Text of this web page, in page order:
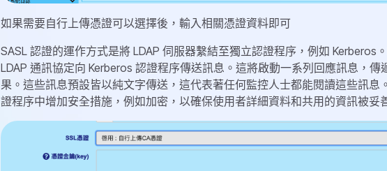
如果需要自行上傳憑證可以選擇後，輸入相關憑證資料即可
SASL 認證的運作方式是將 LDAP 伺服器繫結至獨立認證程序，例如 Kerberos
LDAP 通訊協定向 Kerberos 認證程序傳送訊息。這將啟動一系列回應訊息，
果。這些訊息預設皆以純文字傳送，這代表著任何監控人士都能閱讀這些訊息
證程序中增加安全措施，例如加密，以確保使用者詳細資料和共用的資訊被妥